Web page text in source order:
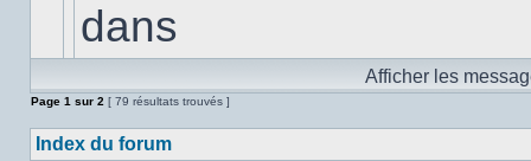
dansdans
Afficher les
Page 1 sur 2 [ 79 résultats trouvés ]
Index du forum